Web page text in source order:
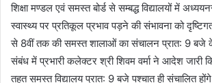
शिक्षा मण्डल एवं समस्त बोर्ड से सम्बद्ध विद्यालयों में
स्वास्थ्य पर प्रतिकूल प्रभाव पड़ने की संभावना को
से 8वीं तक की समस्त शालाओं का संचालन प्रात: 9 बजे
संबंध में प्रभारी कलेक्टर श्री शिवम वर्मा ने आदेश
तहत समस्त विद्यालय प्रात: 9 बजे पश्चात ही संचालित